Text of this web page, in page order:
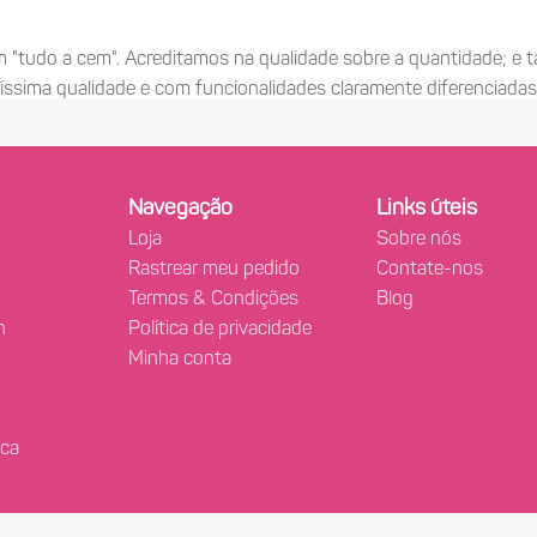
a cem". Acreditamos na qualidade sobre a quantidade;
qualidade e com funcionalidades claramente
garantindo não apenas qualidade e funcionalidade, mas
não adoremos!
equipe de especialistas e sexólogos; por isso, na
equipe de especialistas são as avaliações dos nossos
não queremos nos limitar a oferecer produtos, queremos ser
o uso dos nossos brinquedos, sugestões, recomendações e
Navegação
Loja
Rastrear meu pedido
Termos & Condições
Política de privacidade
Minha conta
Links úteis
Sobre nós
Contate-nos
Blog